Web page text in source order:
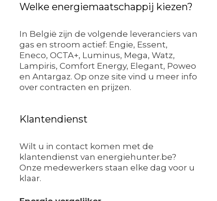
Welke energiemaatschappij kiezen?
In België zijn de volgende leveranciers van
gas en stroom actief: Engie, Essent,
Eneco, OCTA+, Luminus, Mega, Watz,
Lampiris, Comfort Energy, Elegant, Poweo
en Antargaz. Op onze site vind u meer info
over contracten en prijzen.
Klantendienst
Wilt u in contact komen met de
klantendienst van energiehunter.be?
Onze medewerkers staan elke dag voor u
klaar.